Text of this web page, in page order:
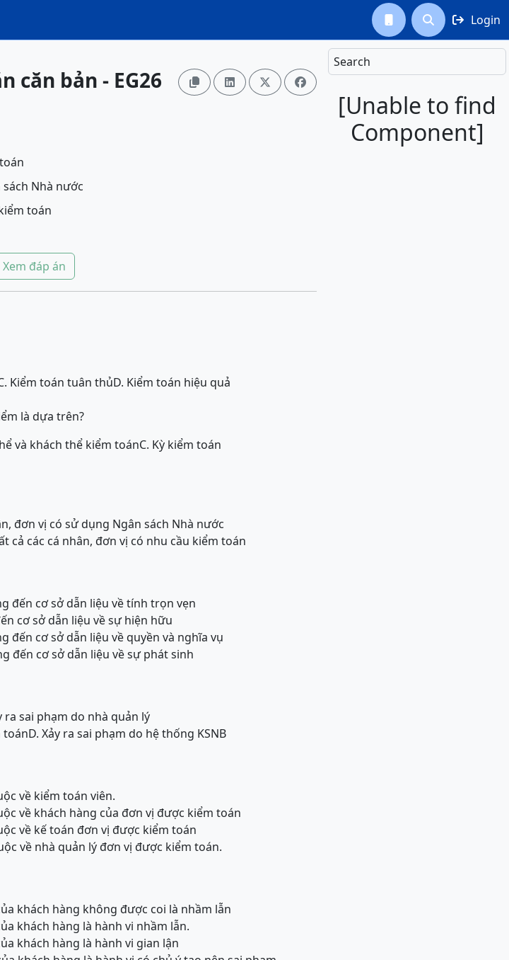
  Login
Search
[Unable to find
Component]
căn bản - EG26    
Nhà nước
toán
Xem đáp án
Kiểm toán tuân thủD. Kiểm toán hiệu quả
là dựa trên?
và khách thể kiểm toánC. Kỳ kiểm toán
đơn vị có sử dụng Ngân sách Nhà nước
cả các cá nhân, đơn vị có nhu cầu kiểm toán
đến cơ sở dẫn liệu về tính trọn vẹn
cơ sở dẫn liệu về sự hiện hữu
đến cơ sở dẫn liệu về quyền và nghĩa vụ
đến cơ sở dẫn liệu về sự phát sinh
ra sai phạm do nhà quản lý
toánD. Xảy ra sai phạm do hệ thống KSNB
về kiểm toán viên.
về khách hàng của đơn vị được kiểm toán
về kế toán đơn vị được kiểm toán
về nhà quản lý đơn vị được kiểm toán.
khách hàng không được coi là nhầm lẫn
khách hàng là hành vi nhầm lẫn.
khách hàng là hành vi gian lận